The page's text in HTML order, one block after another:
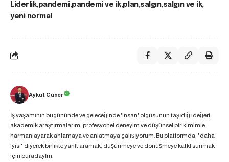
Liderlik pandemi pandemi ve ik plan salgın salgın ve ik
yeni normal
Aykut Güner
İş yaşamının bugününde ve geleceğinde 'insan' olgusunun taşıdığı değeri;
akademik araştırmalarım, profesyonel deneyim ve düşünsel birikimimle
harmanlayarak anlamaya ve anlatmaya çalışıyorum. Bu platformda, "daha
iyisi" diyerek birlikte yanıt aramak, düşünmeye ve dönüşmeye katkı sunmak
için buradayım.